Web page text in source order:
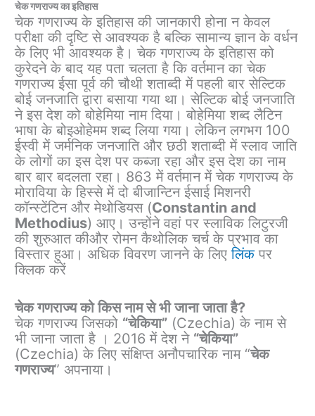
चेक गणराज्य का इतिहास
चेक गणराज्य के इतिहास की जानकारी होना न केवल
परीक्षा की दृष्टि से आवश्यक है बल्कि सामान्य ज्ञान के वर्धन
के लिए भी आवश्यक है। चेक गणराज्य के इतिहास को
कुरेदने के बाद यह पता चलता है कि वर्तमान का चेक
गणराज्य ईसा पूर्व की चौथी शताब्दी में पहली बार सेल्टिक
बोई जनजाति द्वारा बसाया गया था। सेल्टिक बोई जनजाति
ने इस देश को बोहेमिया नाम दिया। बोहेमिया शब्द लैटिन
भाषा के बोइओहेमम शब्द लिया गया। लेकिन लगभग 100
ईस्वी में जर्मनिक जनजाति और छठी शताब्दी में स्लाव जाति
के लोगों का इस देश पर कब्जा रहा और इस देश का नाम
बार बार बदलता रहा। 863 में वर्तमान में चेक गणराज्य के
मोराविया के हिस्से में दो बीजान्टिन ईसाई मिशनरी
कॉन्स्टेंटिन और मेथोडियस (Constantin and
Methodius) आए। उन्होंने वहां पर स्लाविक लिटुरजी
की शुरुआत कीऔर रोमन कैथोलिक चर्च के प्रभाव का
विस्तार हुआ। अधिक विवरण जानने के लिएलिंकपर
क्लिक करें
चेक गणराज्य को किस नाम से भी जाना जाता है?
चेक गणराज्य जिसको “चेकिया” (Czechia) के नाम से
भी जाना जाता है । 2016 में देश ने “चेकिया”
(Czechia) के लिए संक्षिप्त अनौपचारिक नाम “चेक
गणराज्य” अपनाया।